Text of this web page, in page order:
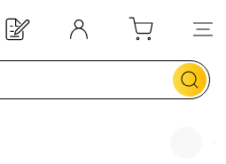
: 20€ offerts !
plus